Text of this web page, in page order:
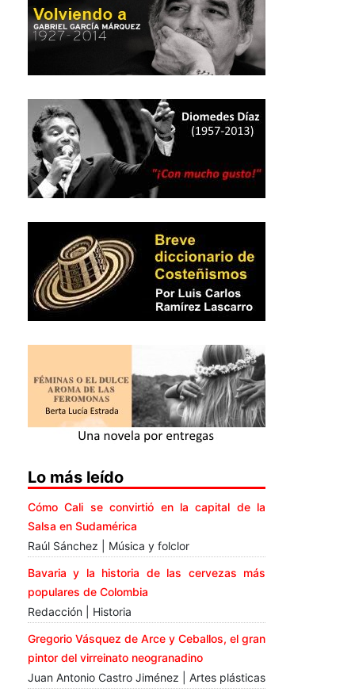
Lo más leído
Cómo Cali se convirtió en la capital de la
Salsa en Sudamérica
Raúl Sánchez | Música y folclor
Bavaria y la historia de las cervezas más
populares de Colombia
Redacción | Historia
Gregorio Vásquez de Arce y Ceballos, el gran
pintor del virreinato neogranadino
Juan Antonio Castro Jiménez | Artes plásticas